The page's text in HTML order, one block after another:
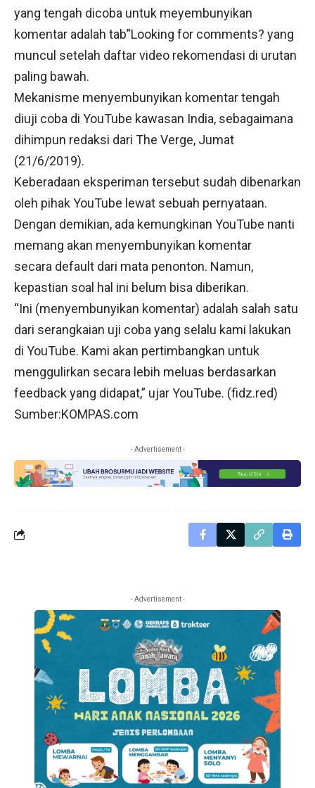
yang tengah dicoba untuk meyembunyikan
komentar adalah tab”Looking for comments? yang
muncul setelah daftar video rekomendasi di urutan
paling bawah.
Mekanisme menyembunyikan komentar tengah
diuji coba di YouTube kawasan India, sebagaimana
dihimpun redaksi dari The Verge, Jumat
(21/6/2019).
Keberadaan eksperiman tersebut sudah dibenarkan
oleh pihak YouTube lewat sebuah pernyataan.
Dengan demikian, ada kemungkinan YouTube nanti
memang akan menyembunyikan komentar
secara default dari mata penonton. Namun,
kepastian soal hal ini belum bisa diberikan.
“Ini (menyembunyikan komentar) adalah salah satu
dari serangkaian uji coba yang selalu kami lakukan
di YouTube. Kami akan pertimbangkan untuk
menggulirkan secara lebih meluas berdasarkan
feedback yang didapat,” ujar YouTube. (fidz.red)
Sumber:KOMPAS.com
- Advertisement -
- Advertisement -